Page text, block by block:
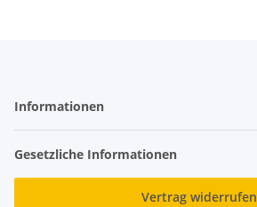
Informationen
Gesetzliche Informationen
Vertrag widerrufen